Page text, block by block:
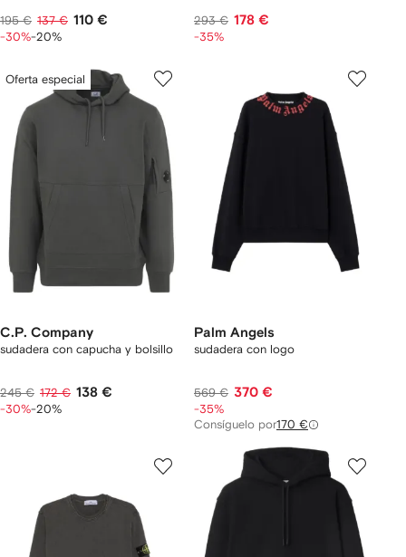
195 € 137 € 110 €
-30%-20%
293 € 178 €
-35%
Oferta especial
C.P. Company
sudadera con capucha y bolsillo
245 € 172 € 138 €
-30%-20%
Palm Angels
sudadera con logo
569 € 370 €
-35%
Consíguelo por170 €